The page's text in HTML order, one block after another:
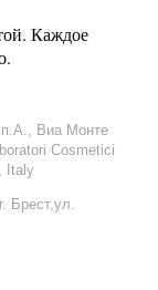
Каждое
Виа Монте
Cosmetici
Italy
Брест,ул.